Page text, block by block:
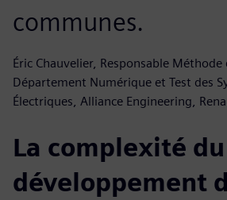
communes.
Éric Chauvelier, Responsable Méthode
Département Numérique et Test des
Électriques, Alliance Engineering,
La complexité du
développement